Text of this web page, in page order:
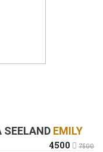
EMILY
4500 7500